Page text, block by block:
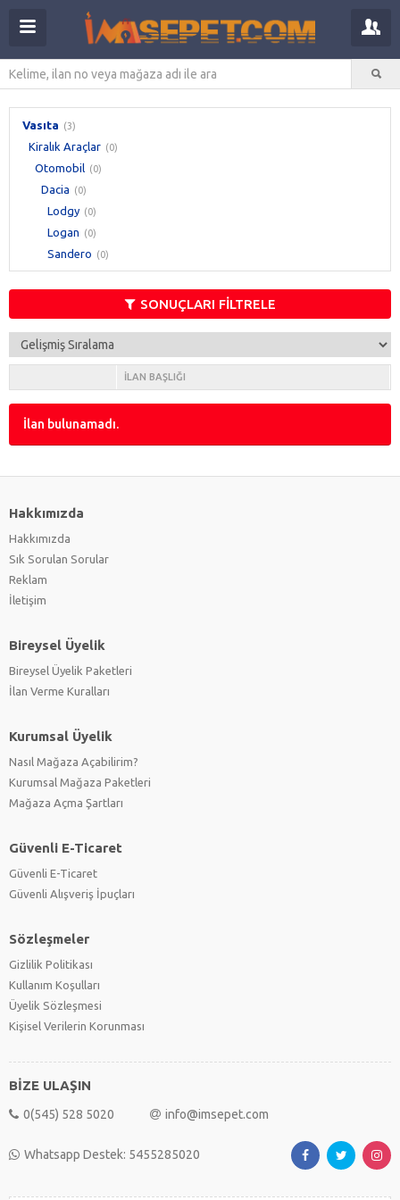
Vasıta (3)
Kiralık Araçlar (0)
Otomobil (0)
Dacia (0)
Lodgy (0)
Logan (0)
Sandero (0)
SONUÇLARI FİLTRELE
İLAN BAŞLIĞI
İlan bulunamadı.
Hakkımızda
Hakkımızda
Sık Sorulan Sorular
Reklam
İletişim
Bireysel Üyelik
Bireysel Üyelik Paketleri
İlan Verme Kuralları
Kurumsal Üyelik
Nasıl Mağaza Açabilirim?
Kurumsal Mağaza Paketleri
Mağaza Açma Şartları
Güvenli E-Ticaret
Güvenli E-Ticaret
Güvenli Alışveriş İpuçları
Sözleşmeler
Gizlilik Politikası
Kullanım Koşulları
Üyelik Sözleşmesi
Kişisel Verilerin Korunması
BİZE ULAŞIN
0(545) 528 5020 info@imsepet.com
Whatsapp Destek: 5455285020